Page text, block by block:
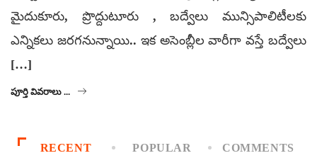
మైదుకూరు, ప్రొద్దుటూరు , బద్వేలు మున్సిపాలిటీలకు
ఎన్నికలు జరగనున్నాయి.. ఇక అసెంబ్లీల వారీగా వస్తే బద్వేలు
[…]
పూర్తి వివరాలు ...
RECENT POPULAR COMMENTS